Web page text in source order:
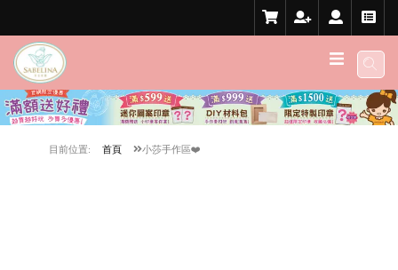
目前位置: 首頁 小莎手作區❤️